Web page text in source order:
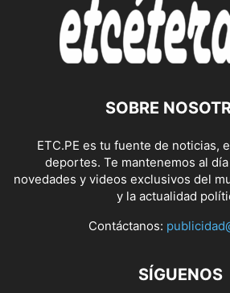
SOBRE
ETC.PE es tu fuente de noticias,
deportes. Te mantenemos al
novedades y videos exclusivos del
y la actualidad
Contáctanos:
SÍGUENOS